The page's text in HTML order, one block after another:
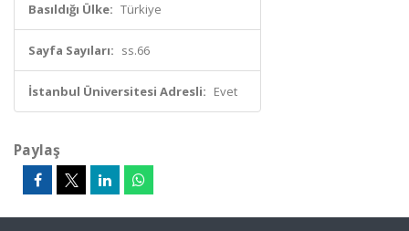
Basıldığı Ülke: Türkiye
Sayfa Sayıları: ss.66
İstanbul Üniversitesi Adresli: Evet
Paylaş